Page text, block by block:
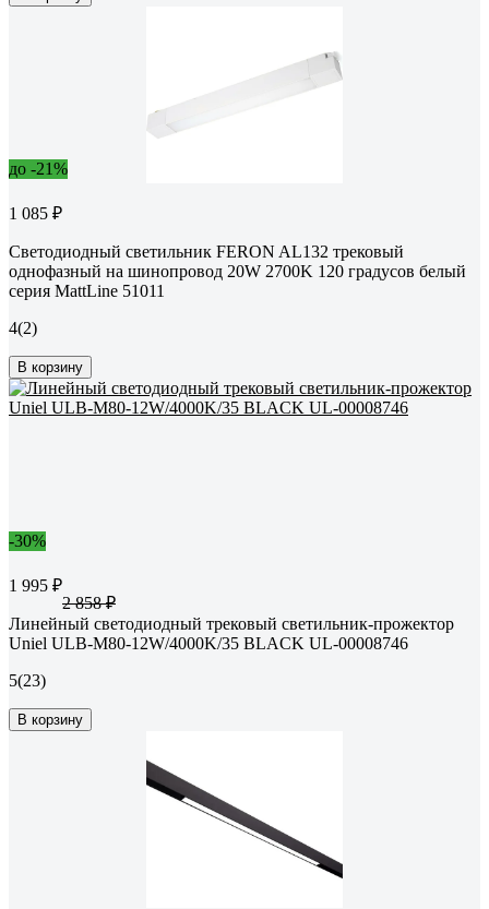
до -21%
1 085 ₽
Светодиодный светильник FERON AL132 трековый
однофазный на шинопровод 20W 2700K 120 градусов белый
серия MattLine 51011
4(2)
В корзину
-30%
1 995 ₽
2 858 ₽
Линейный светодиодный трековый светильник-прожектор
Uniel ULB-M80-12W/4000K/35 BLACK UL-00008746
5(23)
В корзину